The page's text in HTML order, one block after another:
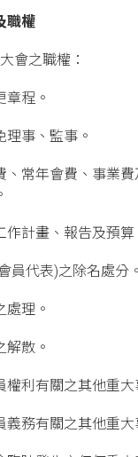
職權
會之職權：
章程。
理事、監事。
、常年會費、事業
作計畫、報告及預算
員代表)之除名處分。
處理。
解散。
權利有關之其他重大
義務有關之其他重大